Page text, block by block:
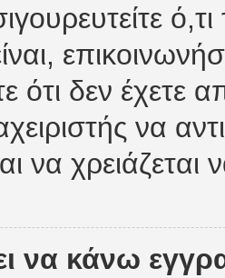
ότι δεν έχετε
να
να χρειάζεται
να κάνω